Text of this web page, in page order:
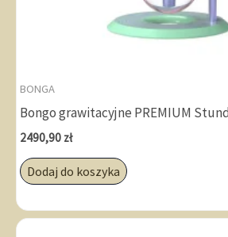
BONGA
Bongo grawitacyjne PREMIUM
2490,90 zł
Dodaj do koszyka